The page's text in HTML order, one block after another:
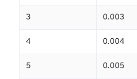
3 0.003
4 0.004
5 0.005